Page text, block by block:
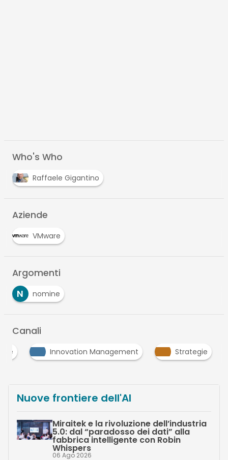
Who's Who
Raffaele Gigantino
Aziende
VMware
Argomenti
N
nomine
Canali
Innovation Management Strategie
Nuove frontiere dell'AI
Miraitek e la rivoluzione dell’industria
5.0: dal “paradosso dei dati” alla
fabbrica intelligente con Robin
Whispers
06 Ago 2026